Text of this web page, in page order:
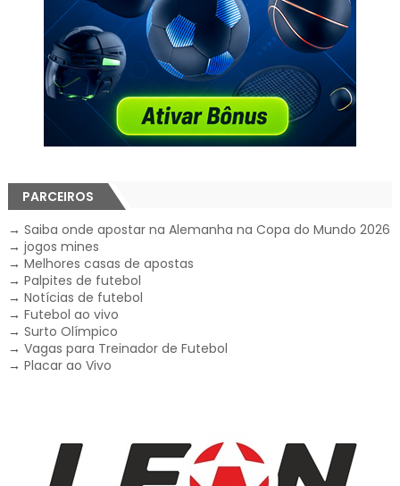
PARCEIROS
→ Saiba onde apostar na Alemanha na Copa do Mundo 2026
→ jogos mines
→ Melhores casas de apostas
→ Palpites de futebol
→ Notícias de futebol
→ Futebol ao vivo
→ Surto Olímpico
→ Vagas para Treinador de Futebol
→ Placar ao Vivo